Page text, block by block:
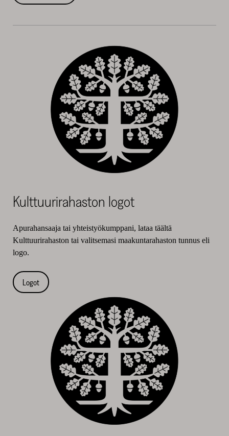
Kulttuurirahaston logot
Apurahansaaja tai yhteistyökumppani, lataa täältä
Kulttuurirahaston tai valitsemasi maakuntarahaston tunnus eli
logo.
Logot